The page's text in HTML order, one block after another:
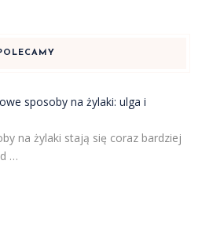
sposoby na żylaki: ulga i
na żylaki stają się coraz bardziej
…